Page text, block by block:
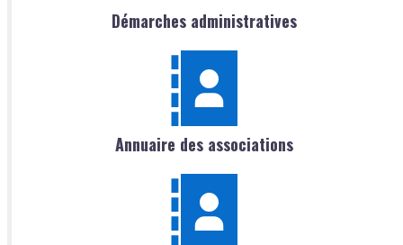
Démarches administratives
Annuaire des associations